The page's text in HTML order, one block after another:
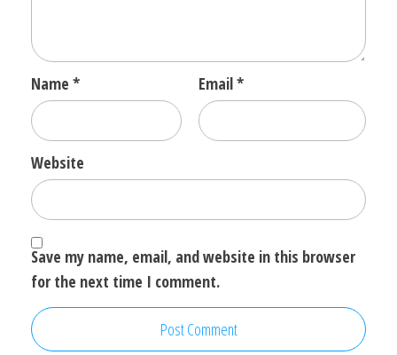
Name * Email*
Website
Save my name, email, and website in this browser
for the next time I comment.